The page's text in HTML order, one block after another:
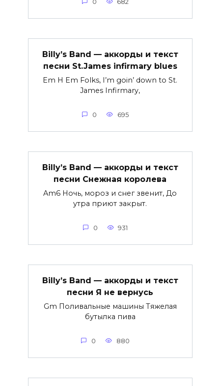
0 682
Billy’s Band — аккорды и текст
песни St.James infirmary blues
Em H Em Folks, I’m goin’ down to St.
James Infirmary,
0 695
Billy’s Band — аккорды и текст
песни Снежная королева
Am6 Ночь, мороз и снег звенит, До
утра приют закрыт.
0 931
Billy’s Band — аккорды и текст
песни Я не вернусь
Gm Поливальные машины Тяжелая
бутылка пива
0 880